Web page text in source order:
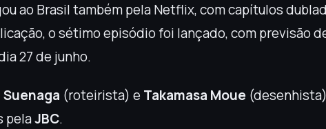
ao Brasil também pela Netflix, com capítulos
o sétimo episódio foi lançado, com previsão
27 de junho.
Suenaga (roteirista) e Takamasa Moue
pelaJBC.